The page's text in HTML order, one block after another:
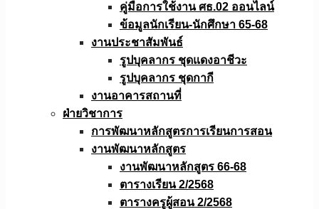
คู่มือการใช้งาน ศธ.02 ออนไลน์
ข้อมูลนักเรียน-นักศึกษา 65-68
งานประชาสัมพันธ์
รูปบุคลากร ชุดแดงอาชีวะ
รูปบุคลากร ชุดกากี
งานอาคารสถานที่
ฝ่ายวิชาการ
การพัฒนาหลักสูตรการเรียนการสอน
งานพัฒนาหลักสูตร
งานพัฒนาหลักสูตร 66-68
ตารางเรียน 2/2568
ตารางครูผู้สอน 2/2568